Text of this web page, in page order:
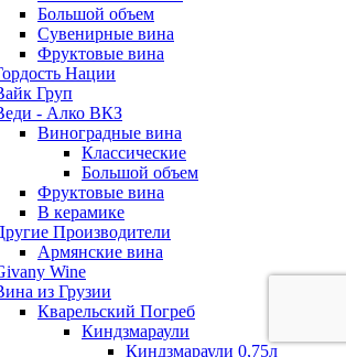
Большой объем
Сувенирные вина
Фруктовые вина
Нации
Груп
- Алко ВКЗ
Виноградные вина
Классические
Большой объем
Фруктовые вина
В керамике
Производители
Армянские вина
Wine
из Грузии
Кварельский Погреб
Киндзмараули
Киндзмараули 0,75л